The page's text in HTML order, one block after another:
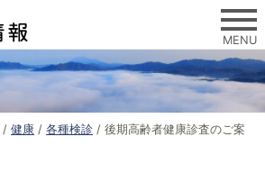
MENU
/ 健康 / 各種検診 / 後期高齢者健康診査のご案